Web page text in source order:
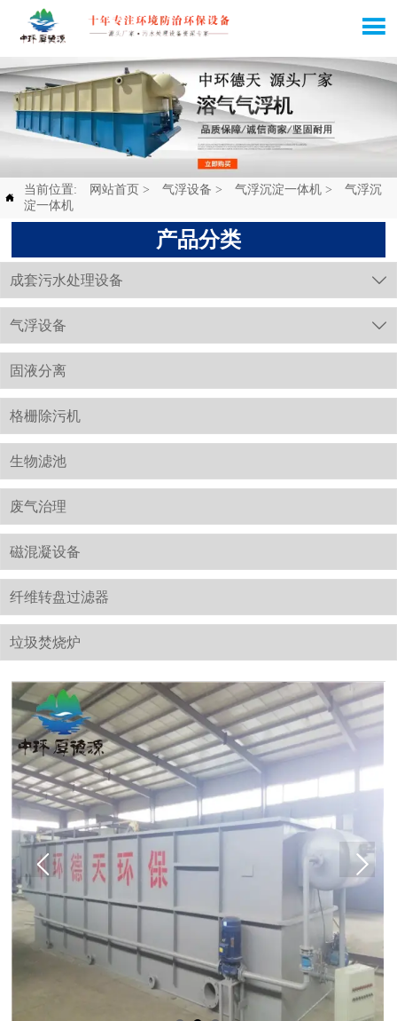


当前位置: 网站首页 > 气浮设备 > 气浮沉淀一体机 >
气浮沉
淀一体机
产品分类
成套污水处理设备 
气浮设备 
固液分离
格栅除污机
生物滤池
废气治理
磁混凝设备
纤维转盘过滤器
垃圾焚烧炉